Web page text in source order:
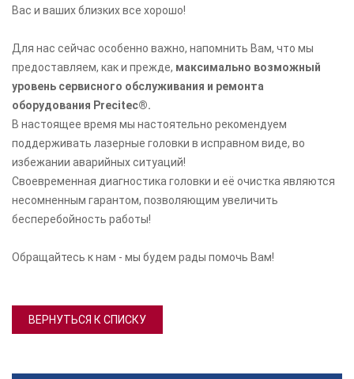
Вас и ваших близких все хорошо!
Для нас сейчас особенно важно, напомнить Вам, что мы
предоставляем, как и прежде, максимально возможный
уровень сервисного обслуживания и ремонта
оборудования Precitec®.
В настоящее время мы настоятельно рекомендуем
поддерживать лазерные головки в исправном виде, во
избежании аварийных ситуаций!
Своевременная диагностика головки и её очистка являются
несомненным гарантом, позволяющим увеличить
бесперебойность работы!
Обращайтесь к нам - мы будем рады помочь Вам!
ВЕРНУТЬСЯ К СПИСКУ